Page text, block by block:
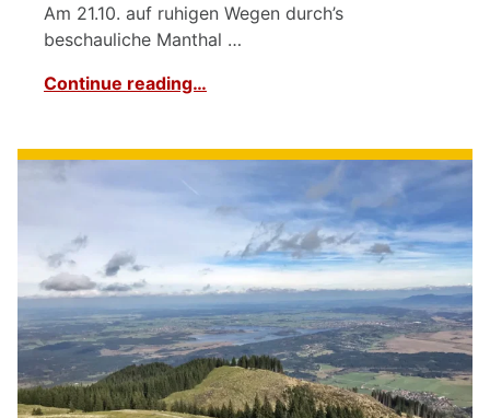
Am 21.10. auf ruhigen Wegen durch’s
beschauliche Manthal …
Continue reading…